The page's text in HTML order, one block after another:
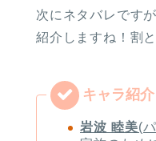
次にネタバレです
紹介しますね！割
岩波 睦美(